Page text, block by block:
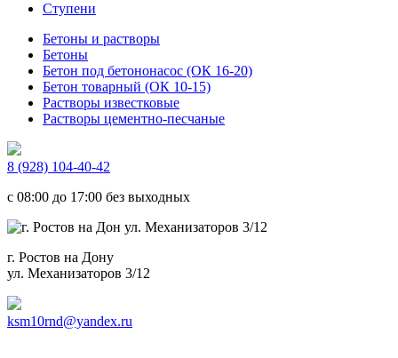
Ступени
Бетоны и растворы
Бетоны
Бетон под бетононасос (ОК 16-20)
Бетон товарный (ОК 10-15)
Растворы известковые
Растворы цементно-песчаные
8 (928) 104-40-42
c 08:00 до 17:00 без выходных
г. Ростов на Дону
ул. Механизаторов 3/12
ksm10rnd@yandex.ru